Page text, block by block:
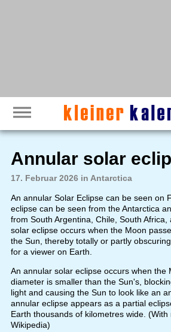
Annular solar
17. Februar 2026 in Antarctica
An annular Solar Eclipse can be seen on
eclipse can be seen from the Antarctica
from South Argentina, Chile, South Africa,
solar eclipse occurs when the Moon
the Sun, thereby totally or partly
for a viewer on Earth.
An annular solar eclipse occurs when the
diameter is smaller than the Sun's,
light and causing the Sun to look like an
annular eclipse appears as a partial
Earth thousands of kilometres wide. (With
Wikipedia)